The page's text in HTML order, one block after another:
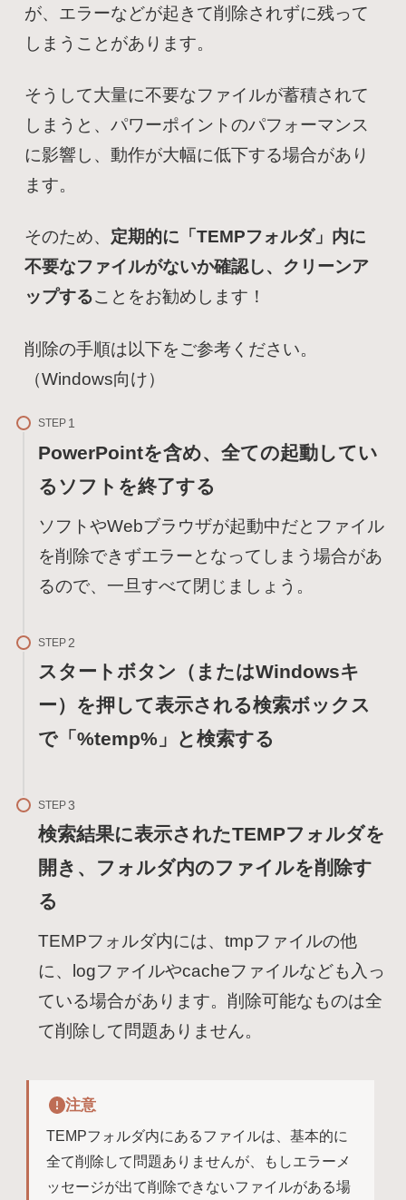
が、エラーなどが起きて削除されずに残って
しまうことがあります。
そうして大量に不要なファイルが蓄積されて
しまうと、パワーポイントのパフォーマンス
に影響し、動作が大幅に低下する場合があり
ます。
そのため、 定期的に「TEMPフォルダ」内に
不要なファイルがないか確認し、クリーンア
ップすることをお勧めします！
削除の手順は以下をご参考ください。
（Windows向け）
STEP
PowerPointを含め、全ての起動してい
るソフトを終了する
ソフトやWebブラウザが起動中だとファイル
を削除できずエラーとなってしまう場合があ
るので、一旦すべて閉じましょう。
STEP
スタートボタン（またはWindowsキ
ー）を押して表示される検索ボックス
で「%temp%」と検索する
STEP
検索結果に表示されたTEMPフォルダを
開き、フォルダ内のファイルを削除す
る
TEMPフォルダ内には、tmpファイルの他
に、logファイルやcacheファイルなども入っ
ている場合があります。削除可能なものは全
て削除して問題ありません。
注意
TEMPフォルダ内にあるファイルは、基本的に
全て削除して問題ありませんが、もしエラーメ
ッセージが出て削除できないファイルがある場